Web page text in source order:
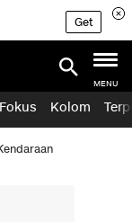
Get
MENU
Fokus Kolom